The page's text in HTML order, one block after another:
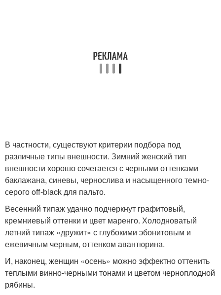
В частности, существуют критерии подбора под
различные типы внешности. Зимний женский тип
внешности хорошо сочетается с черными оттенками
баклажана, синевы, чернослива и насыщенного темно-
серого off-black для пальто.
Весенний типаж удачно подчеркнут графитовый,
кремниевый оттенки и цвет маренго. Холодноватый
летний типаж «дружит» с глубокими эбонитовым и
ежевичным черным, оттенком авантюрина.
И, наконец, женщин «осень» можно эффектно оттенить
теплыми винно-черными тонами и цветом черноплодной
рябины.